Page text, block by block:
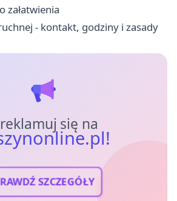
załatwienia
- kontakt, godziny i zasady
się na
SZCZEGÓŁY